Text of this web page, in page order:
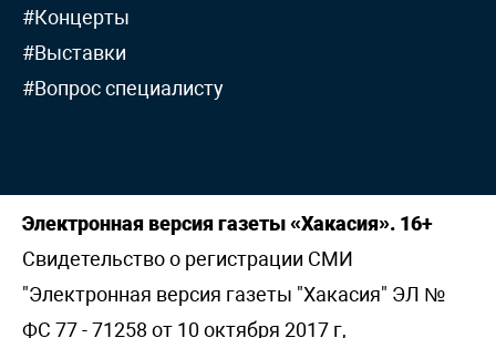
#Концерты
#Выставки
#Вопрос специалисту
Электронная версия газеты «Хакасия». 16+
Свидетельство о регистрации СМИ
"Электронная версия газеты "Хакасия" ЭЛ №
ФС 77 - 71258 от 10 октября 2017 г,